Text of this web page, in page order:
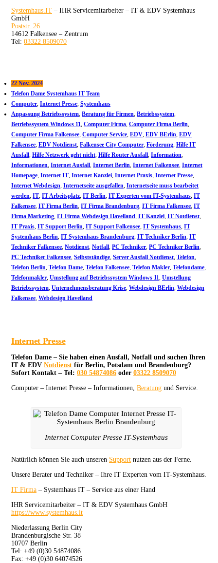
Systemhaus.IT – IHR Servicemitarbeiter – IT & EDV Systemhaus
GmbH
Poststr. 26
14612 Falkensee – Zentrum
Tel: 03322 8509070
22 Nov. 2024
Telefon Dame Systemhaus IT Team
Computer, Internet Presse, Systemhaus
Anpassung Betriebssystem, Beratung für Firmen, Betriebssystem,
Betriebssystem Windows 11, Computer Firma, Computer Firma Berlin,
Computer Firma Falkensee, Computer Service, EDV, EDV BErlin, EDV
Falkensee, EDV Notdienst, Falkensee City Computer, Förderung, Hilfe IT
Ausfall, Hilfe Netzwerk geht nicht, Hilfe Router Ausfall, Information,
Informationen, Internet Ausfall, Internet Berlin, Internet Falkensee, Internet
Homepage, Internet IT, Internet Kanzlei, Internet Praxis, Internet Presse,
Internet Webdesign, Internetseite ausgefallen, Internetseite muss bearbeitet
werden, IT, IT Arbeitsplatz, IT Berlin, IT Experten vom IT-Systemhaus, IT
Falkensee, IT Firma Berlin, IT Firma Brandenburg, IT Firma Falkensee, IT
Firma Marketing, IT Firma Webdesign Havelland, IT Kanzlei, IT Notdienst,
IT Praxis, IT Support Berlin, IT Support Falkensee, IT Systemhaus, IT
Systemhaus Berlin, IT Systemhaus Brandenburg, IT Techniker Berlin, IT
Techniker Falkensee, Notdienst, Notfall, PC Techniker, PC Techniker Berlin,
PC Techniker Falkensee, Selbstständige, Server Ausfall Notdienst, Telefon,
Telefon Berlin, Telefon Dame, Telefon Falkensee, Telefon Makler, Telefondame,
Telefonmakler, Umstellung auf Betriebssystem Windows 11, Umstellung
Betriebssystem, Unternehmensberatung Krise, Webdesign BErlin, Webdesign
Falkensee, Webdesign Havelland
Internet Presse
Telefon Dame – Sie haben einen Ausfall, Notfall und suchen Ihren
IT & EDV Notdienst für Berlin, Potsdam und Brandenburg?
Sofort Kontakt – Tel: 030 54874086 oder 03322 8509070
Computer – Internet Presse – Informationen, Beratung und Service.
Internet Computer Presse IT-Systemhaus
Natürlich können Sie auch unseren Support nutzen aus der Ferne.
Unsere Berater und Techniker – Ihre IT Experten vom IT-Systemhaus.
IT Firma – Systemhaus IT – Service aus einer Hand
IHR Servicemitarbeiter – IT & EDV Systemhaus GmbH
https://www.systemhaus.it
Niederlassung Berlin City
Brandenburgische Str. 38
10707 Berlin
Tel: +49 (0)30 54874086
Fax: +49 (0)30 64074526